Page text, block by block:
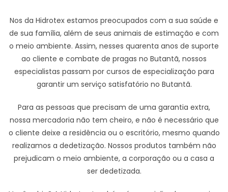
Nos da Hidrotex estamos preocupados com a sua saúde e
de sua família, além de seus animais de estimação e com
o meio ambiente. Assim, nesses quarenta anos de suporte
ao cliente e combate de pragas no Butantã, nossos
especialistas passam por cursos de especialização para
garantir um serviço satisfatório no Butantã.
Para as pessoas que precisam de uma garantia extra,
nossa mercadoria não tem cheiro, e não é necessário que
o cliente deixe a residência ou o escritório, mesmo quando
realizamos a dedetização. Nossos produtos também não
prejudicam o meio ambiente, a corporação ou a casa a
ser dedetizada.